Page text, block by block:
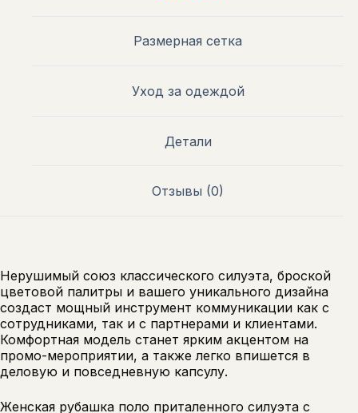
Размерная сетка
Уход за одеждой
Детали
Отзывы (0)
Нерушимый союз классического силуэта, броской
цветовой палитры и вашего уникального дизайна
создаст мощный инструмент коммуникации как с
сотрудниками, так и с партнерами и клиентами.
Комфортная модель станет ярким акцентом на
промо-мероприятии, а также легко впишется в
деловую и повседневную капсулу.
Женская рубашка поло приталенного силуэта с